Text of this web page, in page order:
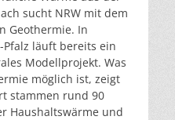
sucht NRW mit dem
Geothermie. In
Pfalz läuft bereits ein
Modellprojekt. Was
möglich ist, zeigt
stammen rund 90
Haushaltswärme und